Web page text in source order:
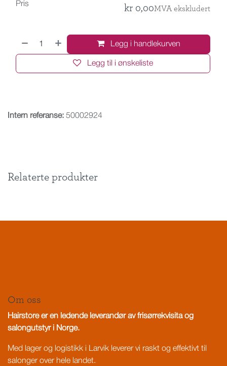
Legg i handlekurven
Legg til i ønskeliste
Pris kr 0,00MVA ekskludert
Intern referanse: 50002924
Relaterte produkter
Om oss
Hairstore er en ledende leverandør av frisørrekvisita og
salongutstyr i Norge.
Med lager og logistikk i Larvik leverer vi raskt og effektivt til
salonger over hele landet.